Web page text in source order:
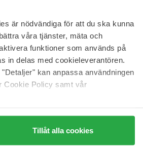
är nödvändiga för att du ska kunna
våra tjänster, mäta och
funktioner som används på
in delas med cookieleverantören.
kan anpassa användningen
Cookie Policy samt vår
Tillåt alla cookies